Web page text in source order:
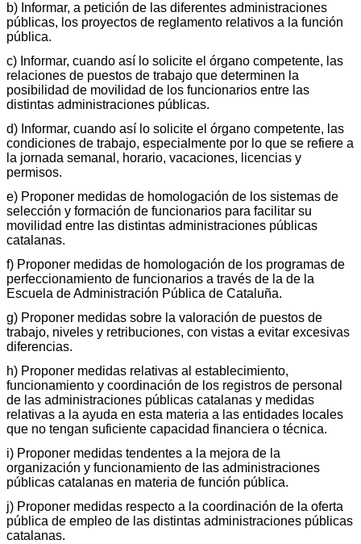
b) Informar, a petición de las diferentes administraciones
públicas, los proyectos de reglamento relativos a la función
pública.
c) Informar, cuando así lo solicite el órgano competente, las
relaciones de puestos de trabajo que determinen la
posibilidad de movilidad de los funcionarios entre las
distintas administraciones públicas.
d) Informar, cuando así lo solicite el órgano competente, las
condiciones de trabajo, especialmente por lo que se refiere a
la jornada semanal, horario, vacaciones, licencias y
permisos.
e) Proponer medidas de homologación de los sistemas de
selección y formación de funcionarios para facilitar su
movilidad entre las distintas administraciones públicas
catalanas.
f) Proponer medidas de homologación de los programas de
perfeccionamiento de funcionarios a través de la de la
Escuela de Administración Pública de Cataluña.
g) Proponer medidas sobre la valoración de puestos de
trabajo, niveles y retribuciones, con vistas a evitar excesivas
diferencias.
h) Proponer medidas relativas al establecimiento,
funcionamiento y coordinación de los registros de personal
de las administraciones públicas catalanas y medidas
relativas a la ayuda en esta materia a las entidades locales
que no tengan suficiente capacidad financiera o técnica.
i) Proponer medidas tendentes a la mejora de la
organización y funcionamiento de las administraciones
públicas catalanas en materia de función pública.
j) Proponer medidas respecto a la coordinación de la oferta
pública de empleo de las distintas administraciones públicas
catalanas.